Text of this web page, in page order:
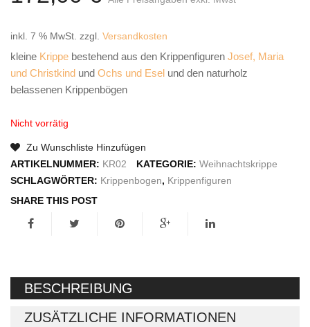
inkl. 7 % MwSt. zzgl. Versandkosten
kleine Krippe bestehend aus den Krippenfiguren Josef, Maria
und Christkind und Ochs und Esel und den naturholz
belassenen Krippenbögen
Nicht vorrätig
Zu Wunschliste Hinzufügen
ARTIKELNUMMER: KR02 KATEGORIE: Weihnachtskrippe
SCHLAGWÖRTER: Krippenbogen, Krippenfiguren
SHARE THIS POST
BESCHREIBUNG
ZUSÄTZLICHE INFORMATIONEN